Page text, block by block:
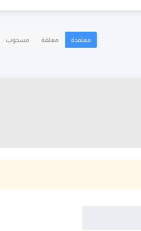
معتمدة معلقة مسحوب